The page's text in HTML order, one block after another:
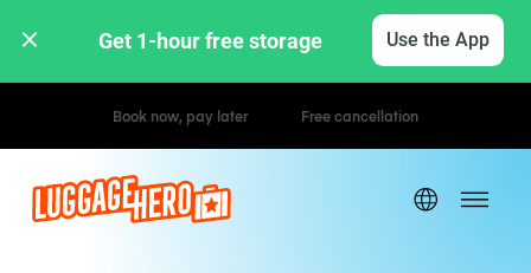
Get 1-hour free storage Use the App
Hourly / Daily Rates